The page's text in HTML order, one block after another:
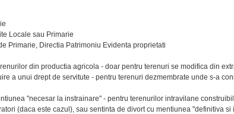
Locale sau Primarie
Primarie, Directia Patrimoniu Evidenta proprietati
din productia agricola - doar pentru terenuri se modifica din
a unui drept de servitute - pentru terenuri dezmembrate unde s-a
"necesar la instrainare" - pentru terenurilor intravilane
(daca este cazul), sau sentinta de divort cu mentiunea "definitiva si